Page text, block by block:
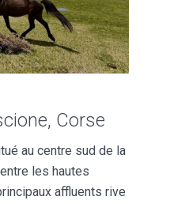
Corse
au centre sud de la
les hautes
affluents rive